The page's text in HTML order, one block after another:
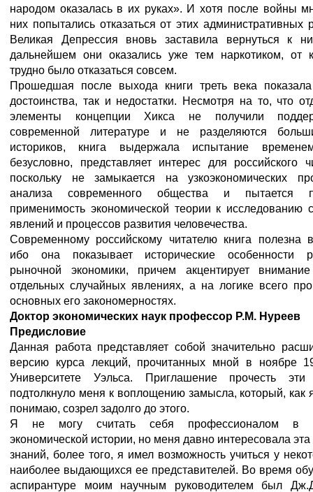
народом оказалась в их руках». И хотя после войны
них попытались отказаться от этих административных
Великая Депрессия вновь заставила вернуться к
дальнейшем они оказались уже тем наркотиком, от
трудно было отказаться совсем.
Прошедшая после выхода книги треть века
достоинства, так и недостатки. Несмотря на то, что
элементы концепции Хикса не получили
современной литературе и не разделяются
историков, книга выдержала испытание
безусловно, представляет интерес для российского
поскольку не замыкается на узкоэкономических
анализа современного общества и пытается
применимость экономической теории к исследованию
явлений и процессов развития человечества.
Современному российскому читателю книга полезна
ибо она показывает исторические особенности
рыночной экономики, причем акцентирует
отдельных случайных явлениях, а на логике всего
основных его закономерностях.
Доктор экономических наук профессор P.M. Нуреев
Предисловие
Данная работа представляет собой значительно
версию курса лекций, прочитанных мной в ноябре
Университете Уэльса. Приглашение прочесть эти
подтолкнуло меня к воплощению замысла, который, как
понимаю, созрел задолго до этого.
Я не могу считать себя профессионалом в
экономической истории, но меня давно интересовала эта
знаний, более того, я имел возможность учиться у
наиболее выдающихся ее представителей. Во время
аспирантуре моим научным руководителем был